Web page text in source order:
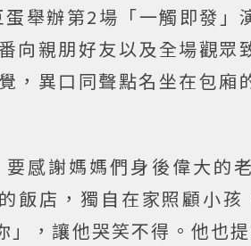
舉辦第2場「一觸即發」
向親朋好友以及全場觀眾
，異口同聲點名坐在包廂
感謝媽媽們身後偉大的
飯店，獨自在家照顧小
」，讓他哭笑不得。他也